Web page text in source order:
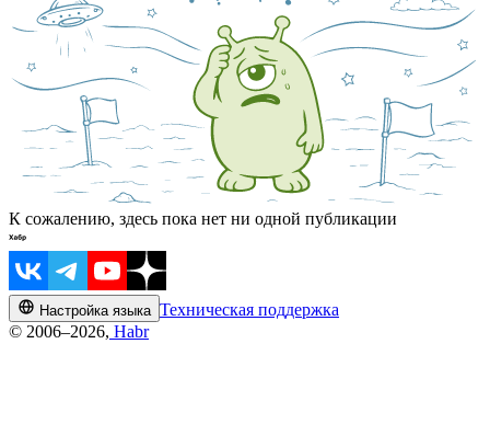
К сожалению, здесь пока нет ни одной публикации
Настройка языка Техническая поддержка
© 2006–2026, Habr